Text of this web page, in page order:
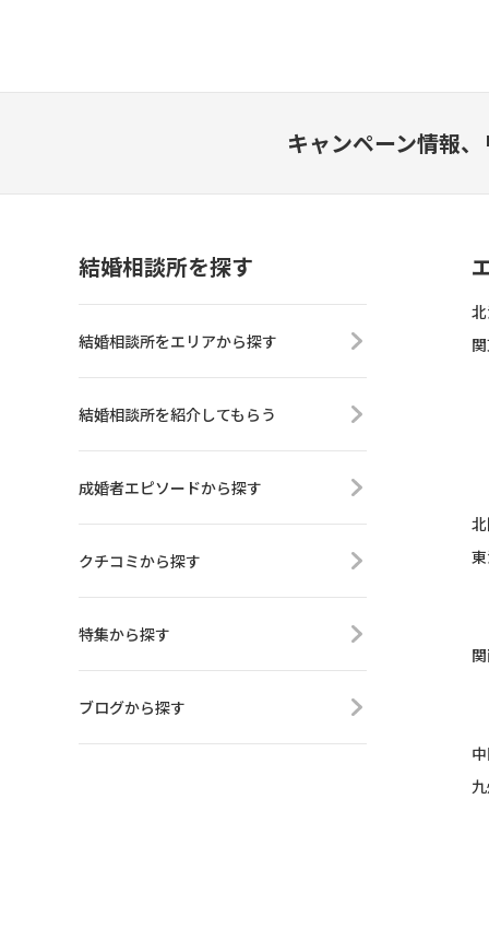
キャンペーン情報、
結婚相談所を探す
結婚相談所をエリアから探す
結婚相談所を紹介してもらう
成婚者エピソードから探す
クチコミから探す
特集から探す
ブログから探す